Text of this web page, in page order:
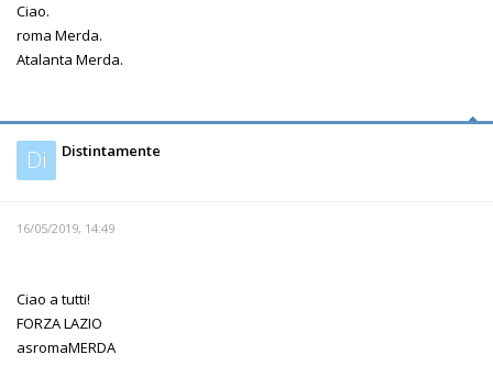
Ciao.
roma Merda.
Atalanta Merda.
Di Distintamente
16/05/2019, 14:49
Ciao a tutti!
FORZA LAZIO
asromaMERDA